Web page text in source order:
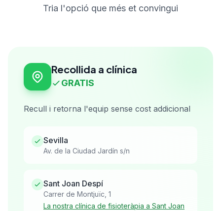
Tria l'opció que més et convingui
Recollida a clínica
GRATIS
Recull i retorna l'equip sense cost addicional
Sevilla
Av. de la Ciudad Jardín s/n
Sant Joan Despí
Carrer de Montjuïc, 1
La nostra clínica de fisioteràpia a Sant Joan